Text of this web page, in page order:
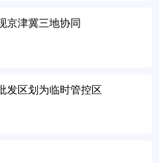
京津冀三地协同
发区划为临时管控区